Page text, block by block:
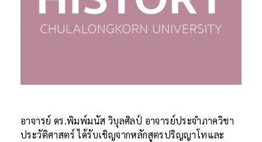
อาจารย์ ดร.พิมพ์มนัส วิบุลศิลป์ อาจารย์ประจำภาควิชา
ประวัติศาสตร์ ได้รับเชิญจากหลักสูตรปริญญาโทและ